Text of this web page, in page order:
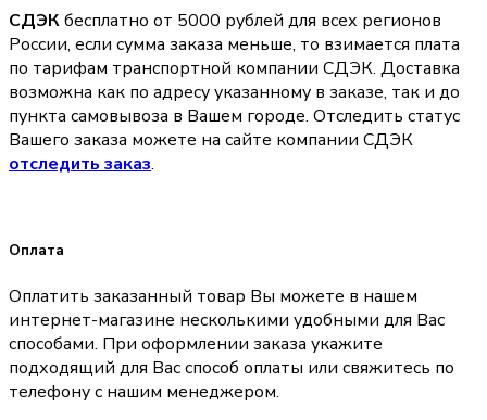
СДЭКбесплатно от 5000 рублей для всех регионов
России, если сумма заказа меньше, то взимается плата
по тарифам транспортной компании СДЭК. Доставка
возможна как по адресу указанному в заказе, так и до
пункта самовывоза в Вашем городе. Отследить статус
Вашего заказа можете на сайте компании СДЭК
отследить заказ.
Оплата
Оплатить заказанный товар Вы можете в нашем
интернет-магазине несколькими удобными для Вас
способами. При оформлении заказа укажите
подходящий для Вас способ оплаты или свяжитесь по
телефону с нашим менеджером.